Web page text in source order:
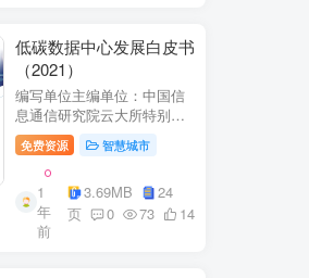
低碳数据中心发展白皮书
（2021）
编写单位主编单位：中国信
息通信研究院云大所特别鸣
谢：百度、阿里巴巴、腾
讯、中金数据、秦准数据、
万国数据、河北省凤凰谷零
碳发展研究院、绿色和平等
单位的大力支持。
免费资源 智慧城市
1
年
前
3.69MB
24
页
0 73 14